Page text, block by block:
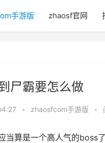
手游版 zhaosf官网
尸霸要怎么做
• zhaosfcom手游版 •
当算是一个高人气的boss